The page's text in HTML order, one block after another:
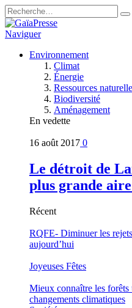
Naviguer
Environnement
Climat
Énergie
Ressources
Biodiversité
Aménagement
En vedette
16 août 2017 0
Le détroit de
plus grande
Récent
RQFE- Diminuer les
aujourd’hui
Joyeuses Fêtes
Mieux connaître les forêts
changements climatiques